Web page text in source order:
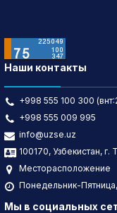
Наши контакты
+998 555 100 300
+998 555 009 995
info@uzse.uz
100170, Узбекистан, г.
Месторасположение
Понедельник-
Мы в социальных